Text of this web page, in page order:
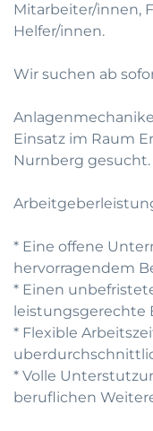
Mitarbeiter/innen,
Helfer/innen.
Wir suchen ab
Einsatz im Raum
Nurnberg gesucht.
* Eine offene
hervorragendem
* Einen
leistungsgerechte
* Flexible
* Volle
beruflichen